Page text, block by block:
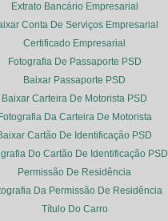
Extrato Bancário Empresarial
Conta De Serviços Empresarial
Certificado Empresarial
Fotografia De Passaporte PSD
Baixar Passaporte PSD
Baixar Carteira De Motorista PSD
Da Carteira De Motorista
Cartão De Identificação PSD
Do Cartão De Identificação PSD
Permissão De Residência
Da Permissão De Residência
Título Do Carro